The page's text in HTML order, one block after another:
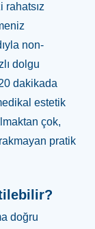
rahatsız
non-
dolgu
dakikada
estetik
çok,
pratik
doğru